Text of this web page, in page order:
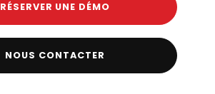
RÉSERVER UNE DÉMO
NOUS CONTACTER